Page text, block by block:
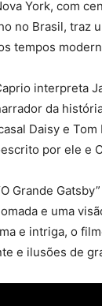
York, com
no Brasil, traz
tempos
interpreta
da
Daisy e
por ele e
Grande
e uma
e intriga, o
e ilusões de